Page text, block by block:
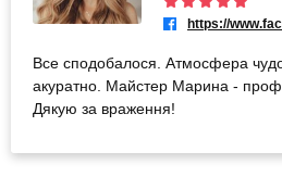
Все сподобалося. Атмосфера
акуратно. Майстер Марина -
Дякую за враження!